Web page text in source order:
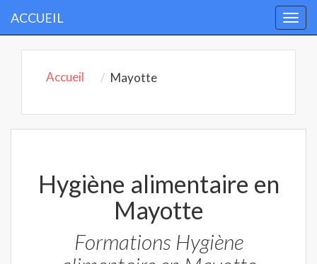
ACCUEIL
Accueil Mayotte
Hygiène alimentaire en
Mayotte
Formations Hygiène